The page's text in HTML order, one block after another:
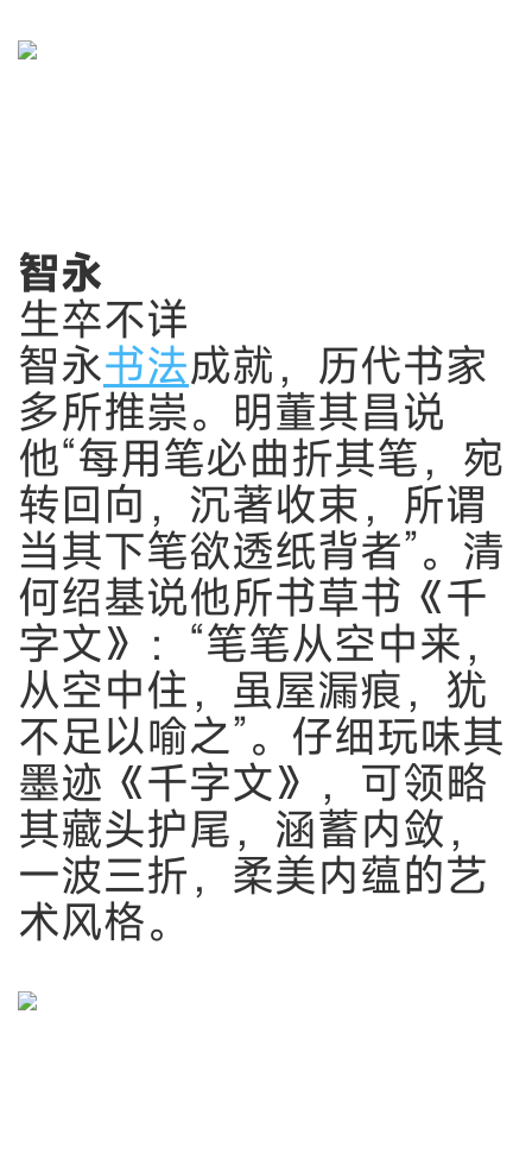
智永
生卒不详
智永书法成就，历代书家
多所推崇。明董其昌说
他“每用笔必曲折其笔，宛
转回向，沉著收束，所谓
当其下笔欲透纸背者”。清
何绍基说他所书草书《千
字文》：“笔笔从空中来，
从空中住，虽屋漏痕，犹
不足以喻之”。仔细玩味其
墨迹《千字文》，可领略
其藏头护尾，涵蓄内敛，
一波三折，柔美内蕴的艺
术风格。